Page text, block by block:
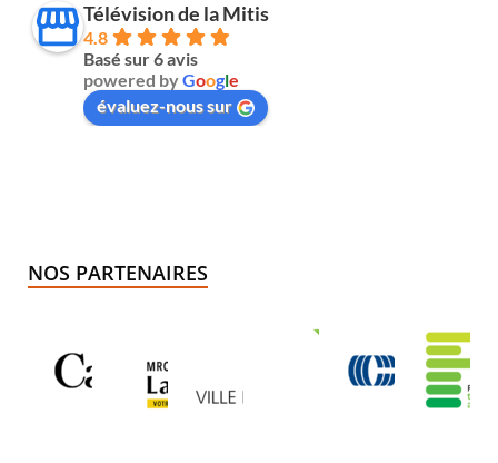
Télévision de la Mitis
4.8
Basé sur 6 avis
powered byGoogle
évaluez-nous sur
NOS PARTENAIRES